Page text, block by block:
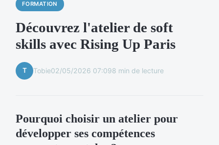
FORMATION
Découvrez l'atelier de soft
skills avec Rising Up Paris
T Tobie02/05/2026 07:098 min de lecture
Pourquoi choisir un atelier pour
développer ses compétences